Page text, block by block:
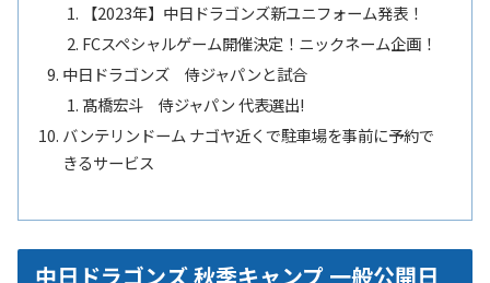
【2023年】中日ドラゴンズ新ユニフォーム発表！
FCスペシャルゲーム開催決定！ニックネーム企画！
中日ドラゴンズ 侍ジャパンと試合
髙橋宏斗 侍ジャパン 代表選出!
バンテリンドーム ナゴヤ近くで駐車場を事前に予約で
きるサービス
中日ドラゴンズ 秋季キャンプ 一般公開日